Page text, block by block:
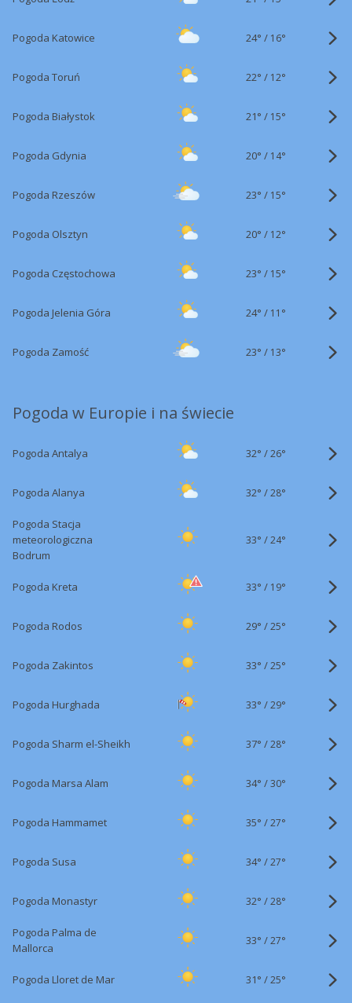
Pogoda Katowice 24° / 16°
Pogoda Toruń 22° / 12°
Pogoda Białystok 21° / 15°
Pogoda Gdynia 20° / 14°
Pogoda Rzeszów 23° / 15°
Pogoda Olsztyn 20° / 12°
Pogoda Częstochowa 23° / 15°
Pogoda Jelenia Góra 24° / 11°
Pogoda Zamość 23° / 13°
Pogoda w Europie i na świecie
Pogoda Antalya 32° /26°
Pogoda Alanya 32° /28°
Pogoda Stacja
meteorologiczna
Bodrum
33° /24°
Pogoda Kreta 33° / 19°
Pogoda Rodos 29° /25°
Pogoda Zakintos 33° /25°
Pogoda Hurghada 33° /29°
Pogoda Sharm el-Sheikh 37° /28°
Pogoda Marsa Alam 34° /30°
Pogoda Hammamet 35° /27°
Pogoda Susa 34° /27°
Pogoda Monastyr 32° /28°
Pogoda Palma de
Mallorca
33° /27°
Pogoda Lloret de Mar 31° /25°